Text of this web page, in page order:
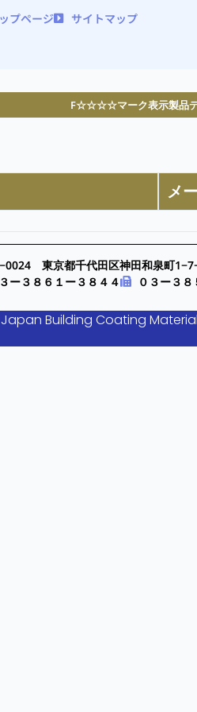
プページ サイトマップ
F☆☆☆☆マーク表示製品
メ
東京都千代田区神田和泉町
ー３８６１ー３８４４
０３ー３８
Building Coating